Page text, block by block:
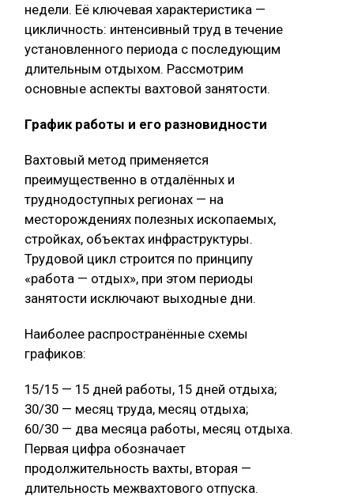
недели. Её ключевая характеристика —
цикличность: интенсивный труд в течение
установленного периода с последующим
длительным отдыхом. Рассмотрим
основные аспекты вахтовой занятости.
График работы и его разновидности
Вахтовый метод применяется
преимущественно в отдалённых и
труднодоступных регионах — на
месторождениях полезных ископаемых,
стройках, объектах инфраструктуры.
Трудовой цикл строится по принципу
«работа — отдых», при этом периоды
занятости исключают выходные дни.
Наиболее распространённые схемы
графиков:
15/15 — 15 дней работы, 15 дней отдыха;
30/30 — месяц труда, месяц отдыха;
60/30 — два месяца работы, месяц отдыха.
Первая цифра обозначает
продолжительность вахты, вторая —
длительность межвахтового отпуска.